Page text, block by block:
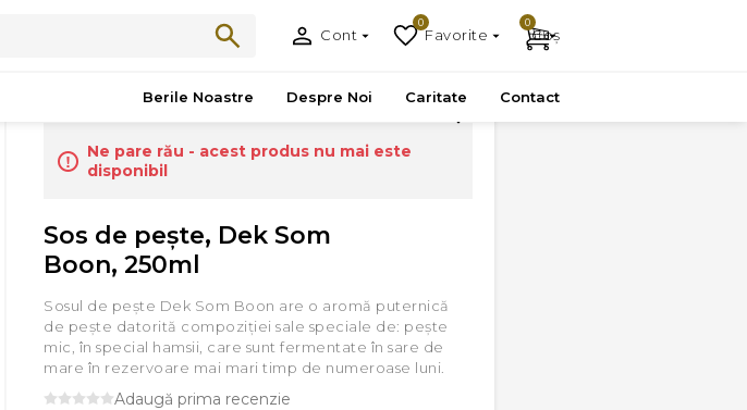
Cont Favorite
0
Coș
0
Berile Noastre Despre Noi Caritate Contact
Sos de peşte, Dek Som Boon, 250ml
Ne pare rău - acest produs nu mai este
disponibil
Sos de peşte, Dek Som
Boon, 250ml
Sosul de pește Dek Som Boon are o aromă puternică
de pește datorită compoziției sale speciale de: pește
mic, în special hamsii, care sunt fermentate în sare de
mare în rezervoare mai mari timp de numeroase luni.
Adaugă prima recenzie